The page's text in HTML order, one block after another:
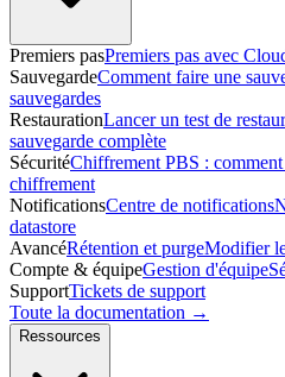
Premiers pasPremiers pas avec
SauvegardeComment faire une
sauvegardes
RestaurationLancer un test de
sauvegarde complète
SécuritéChiffrement PBS :
chiffrement
NotificationsCentre de notifications
datastore
AvancéRétention et purgeModifier
Compte & équipeGestion d'équipe
SupportTickets de support
Toute la documentation →
Ressources